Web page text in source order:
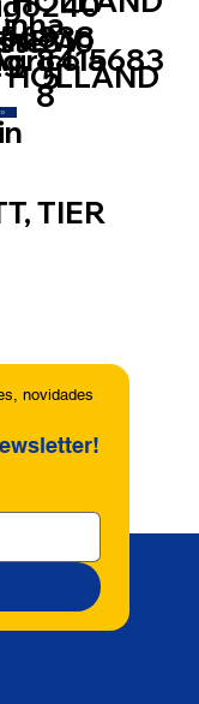
TIER
NEW
HOLLAND
810
5
8415683
8
novidades